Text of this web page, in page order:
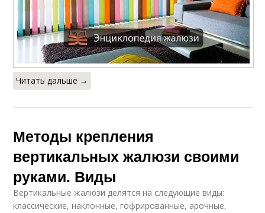
Читать дальше →
Методы крепления
вертикальных жалюзи своими
руками. Виды
Вертикальные жалюзи делятся на следующие виды:
классические, наклонные, гофрированные, арочные,